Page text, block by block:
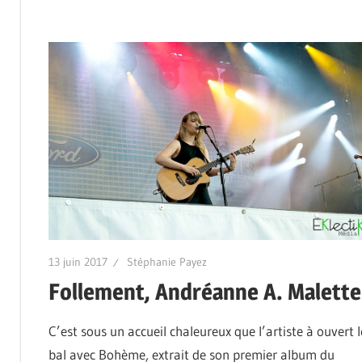
13 juin 2017 Stéphanie Payez
Follement, Andréanne A. Malette
C’est sous un accueil chaleureux que l’artiste à ouvert
bal avec Bohème, extrait de son premier album du